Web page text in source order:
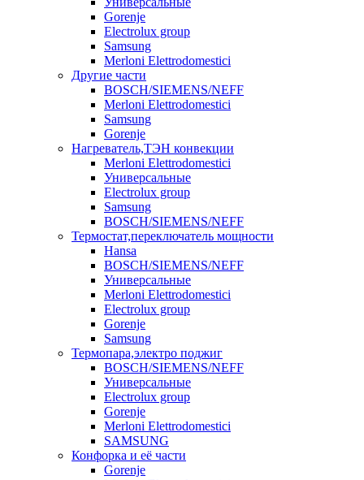
Gorenje
Electrolux group
Samsung
Merloni Elettrodomestici
Другие части
BOSCH/SIEMENS/NEFF
Merloni Elettrodomestici
Samsung
Gorenje
Нагреватель,ТЭН конвекции
Merloni Elettrodomestici
Универсальные
Electrolux group
Samsung
BOSCH/SIEMENS/NEFF
Термостат,переключатель мощности
Hansa
BOSCH/SIEMENS/NEFF
Универсальные
Merloni Elettrodomestici
Electrolux group
Gorenje
Samsung
Термопара,электро поджиг
BOSCH/SIEMENS/NEFF
Универсальные
Electrolux group
Gorenje
Merloni Elettrodomestici
SAMSUNG
Конфорка и её части
Gorenje